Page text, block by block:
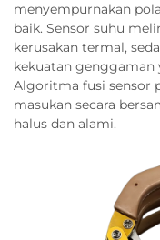
menyempurnakan
baik. Sensor suhu
kerusakan termal,
kekuatan
Algoritma fusi sensor
masukan secara
halus dan alami.